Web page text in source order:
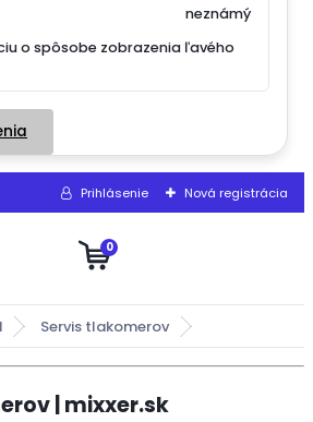
o spôsobe zobrazenia ľavého
neznámý
Prihlásenie Nová registrácia
0
Servis tlakomerov
| mixxer.sk